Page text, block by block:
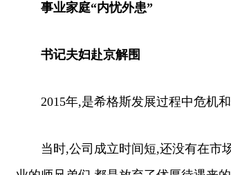
事业家庭“内忧外患”
书记夫妇赴京解围
2015年,是希格斯发展过程中危机和
当时,公司成立时间短,还没有在市场